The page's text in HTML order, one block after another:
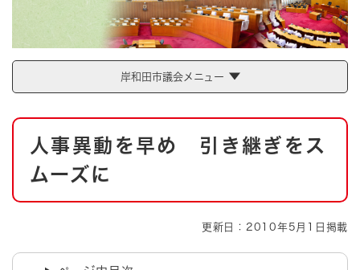
報
やさしい日本語
とじる
ハザードマップ AED設置箇所
とじる
岸和田市議会メニュー
本
人事異動を早め 引き継ぎをス
ムーズに
更新日：2010年5月1日掲載